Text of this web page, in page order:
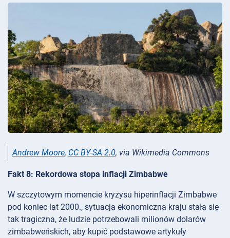
Andrew Moore, CC BY-SA 2.0, via Wikimedia Commons
Fakt 8: Rekordowa stopa inflacji Zimbabwe
W szczytowym momencie kryzysu hiperinflacji Zimbabwe
pod koniec lat 2000., sytuacja ekonomiczna kraju stała się
tak tragiczna, że ludzie potrzebowali milionów dolarów
zimbabweńskich, aby kupić podstawowe artykuły